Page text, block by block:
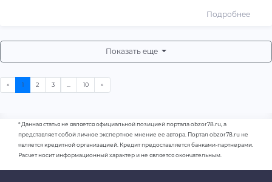
Подробнее
Показать еще
* Данная статья не является официальной позицией портала obzor78.ru, а
представляет собой личное экспертное мнение ее автора. Портал obzor78.ru не
является кредитной организацией. Кредит предоставляется банками-партнерами.
Расчет носит информационный характер и не является окончательным.